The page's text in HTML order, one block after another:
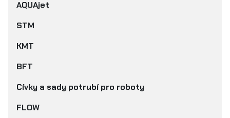
AQUAjet
STM
KMT
BFT
Cívky a sady potrubí pro roboty
FLOW